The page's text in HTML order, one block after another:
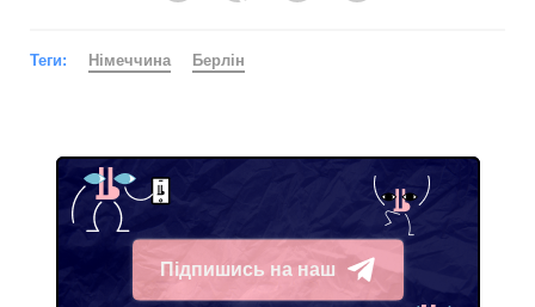
Теги: Німеччина Берлін
Підпишись на наш
Telegram